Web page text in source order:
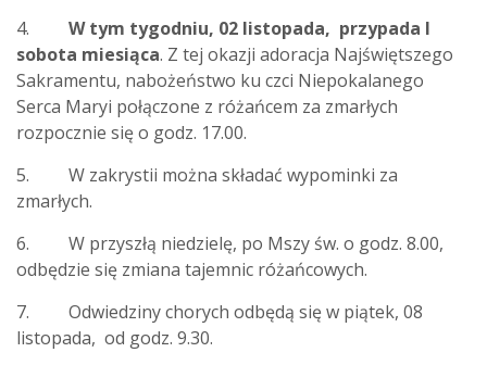
4. W tym tygodniu, 02 listopada, przypada I
sobota miesiąca. Z tej okazji adoracja Najświętszego
Sakramentu, nabożeństwo ku czci Niepokalanego
Serca Maryi połączone z różańcem za zmarłych
rozpocznie się o godz. 17.00.
5. W zakrystii można składać wypominki za
zmarłych.
6. W przyszłą niedzielę, po Mszy św. o godz. 8.00,
odbędzie się zmiana tajemnic różańcowych.
7. Odwiedziny chorych odbędą się w piątek, 08
listopada, od godz. 9.30.